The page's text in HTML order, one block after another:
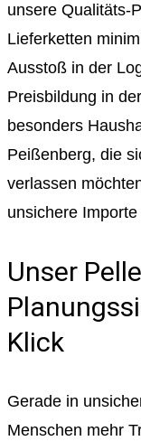
unsere Qualitäts-
Lieferketten
Ausstoß in der
Preisbildung in
besonders
Peißenberg, die
verlassen
unsichere
Unser
Klick
Gerade in
Menschen mehr